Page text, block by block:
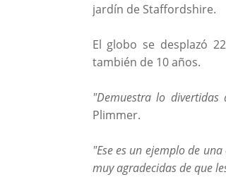
jardín de Staffordshire.
El globo se desplazó
también de 10 años.
"Demuestra lo divertidas
Plimmer.
"Ese es un ejemplo de
muy agradecidas de que